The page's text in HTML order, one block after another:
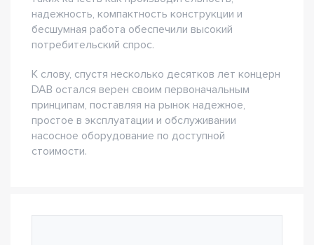
надежность, компактность конструкции и
бесшумная работа обеспечили высокий
потребительский спрос.
К слову, спустя несколько десятков лет концерн
DAB остался верен своим первоначальным
принципам, поставляя на рынок надежное,
простое в эксплуатации и обслуживании
насосное оборудование по доступной
стоимости.